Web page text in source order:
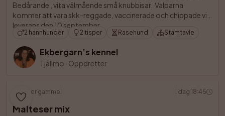
Bedårande , vita välmående små knubbisar.  Valparna
kommer att vara skk-reggade, vaccinerade och chippade vid
leverans den 10 september.
2 hannhunder 2 tisper Rasehund Stamtavle
Ekbergarn’s kennel
Tjällmo · Oppdretter
5 uker gammel I dag 18:45
Malteser mix